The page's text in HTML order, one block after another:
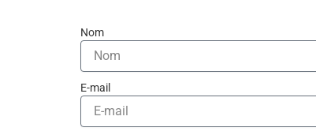
Nom
E-mail